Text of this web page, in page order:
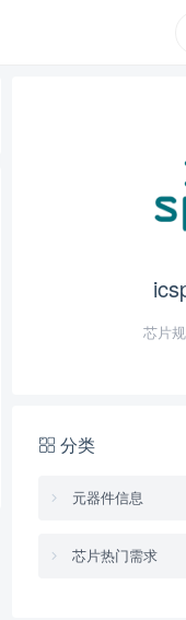
芯片
分类
元器件信息
芯片热门需求